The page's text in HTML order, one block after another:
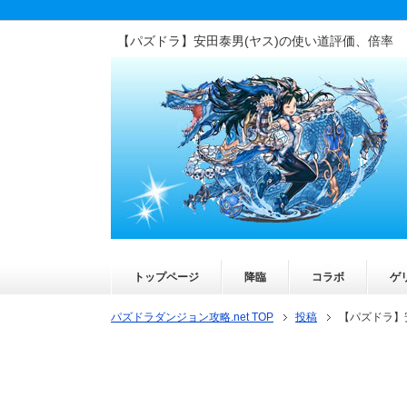
【パズドラ】安田泰男(ヤス)の使い道評価、倍率
トップページ 降臨 コラボ ゲ
パズドラダンジョン攻略.net TOP 投稿 【パズドラ